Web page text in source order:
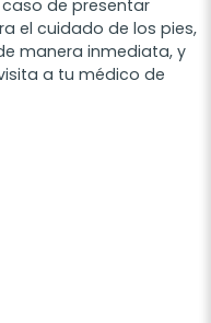
de presentar
el cuidado de los pies,
manera inmediata, y
a tu médico de